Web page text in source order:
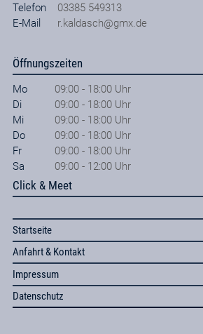
Telefon
03385 549313
E-Mail
r.kaldasch@gmx.de
Öffnungszeiten
Mo
09:00 - 18:00 Uhr
Di
09:00 - 18:00 Uhr
Mi
09:00 - 18:00 Uhr
Do
09:00 - 18:00 Uhr
Fr
09:00 - 18:00 Uhr
Sa
09:00 - 12:00 Uhr
Click & Meet
Startseite
Anfahrt & Kontakt
Impressum
Datenschutz